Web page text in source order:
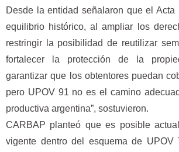
Desde la entidad señalaron que el Acta
equilibrio histórico, al ampliar los
restringir la posibilidad de reutilizar
fortalecer la protección de la
garantizar que los obtentores puedan
pero UPOV 91 no es el camino
productiva argentina”, sostuvieron.
CARBAP planteó que es posible
vigente dentro del esquema de UPOV